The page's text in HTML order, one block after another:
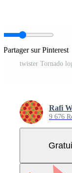
Partager sur Pinterest
Rafi
9 676